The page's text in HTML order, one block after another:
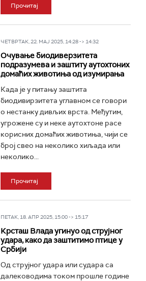
Прочитај
ЧЕТВРТАК, 22. МАЈ 2025, 14:28 -> 14:32
Очување биодиверзитета
подразумева и заштиту аутохтоних
домаћих животиња од изумирања
Када је у питању заштита
биодивирзитета углавном се говори
о нестанку дивљих врста. Међутим,
угрожене су и неке аутохтоне расе
корисних домаћих животиња, чији се
број свео на неколико хиљада или
неколико...
Прочитај
ПЕТАК, 18. АПР 2025, 15:00 -> 15:17
Крсташ Влада угинуо од струјног
удара, како да заштитимо птице у
Србији
Oд струјног удара или судара са
далеководима током прошле године